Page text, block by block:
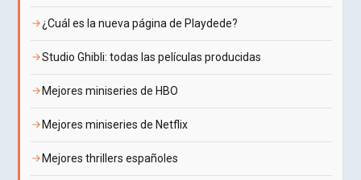
¿Cuál es la nueva página de Playdede?
Studio Ghibli: todas las películas producidas
Mejores miniseries de HBO
Mejores miniseries de Netflix
Mejores thrillers españoles